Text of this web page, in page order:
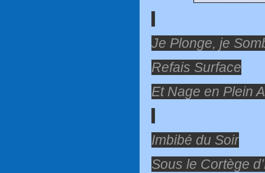
Je Plonge, je
Refais Surface
Et Nage en Plein
Imbibé du Soir
Sous le Cortège